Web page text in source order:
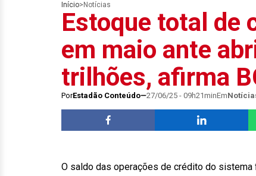
Início> Notícias
Estoque total de
em maio ante
trilhões, afirma
PorEstadão Conteúdo 27/06/25 - 09h21minEm
O saldo das operações de crédito do sistema